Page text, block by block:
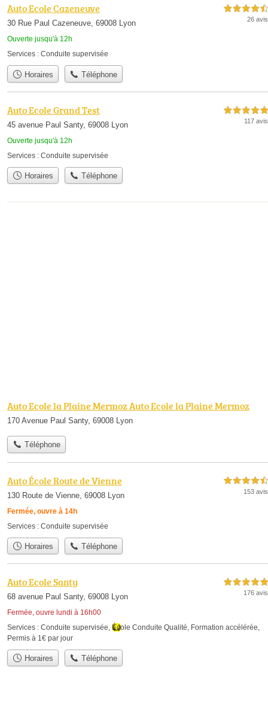
Auto Ecole Cazeneuve
30 Rue Paul Cazeneuve, 69008 Lyon
Ouverte jusqu'à 12h
4,5 étoiles sur 5
26 avis
Services : Conduite supervisée
Horaires Téléphone
Auto Ecole Grand Test
45 avenue Paul Santy, 69008 Lyon
Ouverte jusqu'à 12h
5,0 étoiles sur 5
117 avis
Services : Conduite supervisée
Horaires Téléphone
Auto Ecole la Plaine Mermoz Auto Ecole la Plaine Mermoz
170 Avenue Paul Santy, 69008 Lyon
Téléphone
Auto École Route de Vienne
130 Route de Vienne, 69008 Lyon
Fermée, ouvre à 14h
4,5 étoiles sur 5
153 avis
Services : Conduite supervisée
Horaires Téléphone
Auto Ecole Santy
68 avenue Paul Santy, 69008 Lyon
Fermée, ouvre lundi à 16h00
5,0 étoiles sur 5
176 avis
Services : Conduite supervisée, École Conduite Qualité, Formation accélérée,
Permis à 1€ par jour
Horaires Téléphone